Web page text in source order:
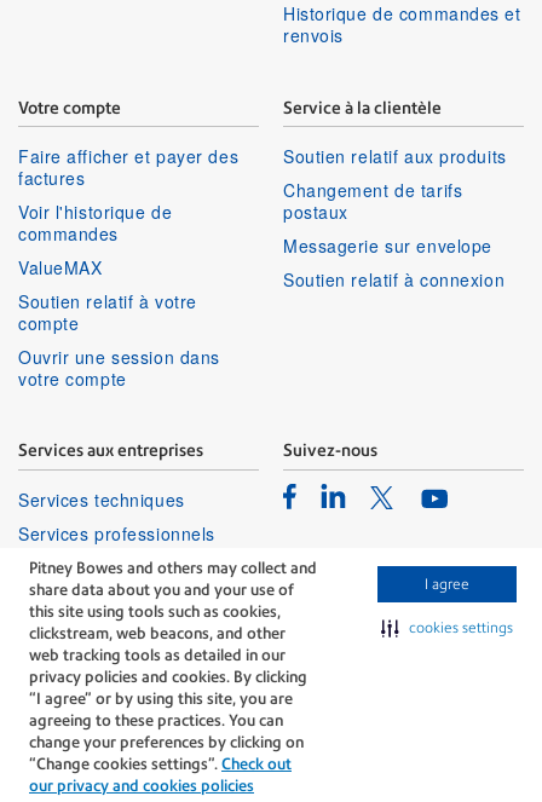
Pitney Bowes and others may collect and
share data about you and your use of
this site using tools such as cookies,
clickstream, web beacons, and other
web tracking tools as detailed in our
privacy policies and cookies. By clicking
“I agree” or by using this site, you are
agreeing to these practices. You can
change your preferences by clicking on
“Change cookies settings”. Check out
our privacy and cookies policies
I agree
cookies settings
Historique de commandes et
renvois
Votre compte
Faire afficher et payer des
factures
Voir l'historique de
commandes
ValueMAX
Soutien relatif à votre
compte
Ouvrir une session dans
votre compte
Service à la clientèle
Soutien relatif aux produits
Changement de tarifs
postaux
Messagerie sur envelope
Soutien relatif à connexion
Services aux entreprises
Services techniques
Services professionnels
Suivez-nous
FacebookLinkedinTwitterYoutube
The technology behind
every important delivery.
Modalités
Confidentialité
Politique Relative Aux Cookies